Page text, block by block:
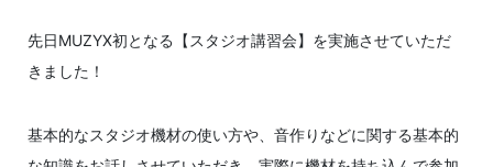
先日MUZYX初となる【スタジオ講習会】を実施させていただ
きました！
基本的なスタジオ機材の使い方や、音作りなどに関する基本的